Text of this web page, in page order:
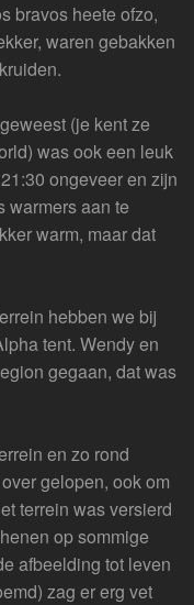
bravos heete ofzo,
waren gebakken
(je kent ze
was ook een leuk
ongeveer en zijn
warmers aan te
warm, maar dat
hebben we bij
tent. Wendy en
gegaan, dat was
en zo rond
gelopen, ook om
terrein was versierd
op sommige
afbeelding tot leven
zag er erg vet